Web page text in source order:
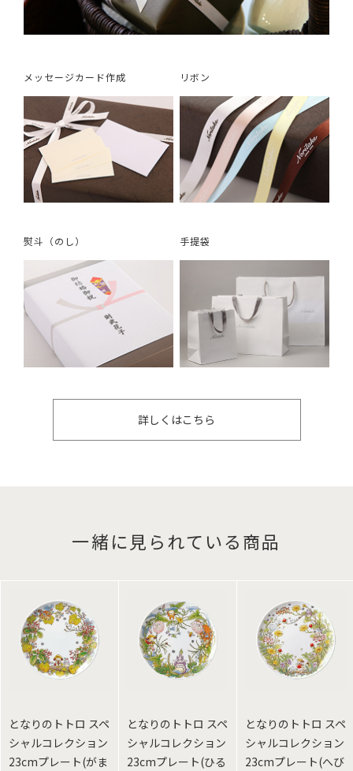
メッセージカード作成 リボン
熨斗（のし） 手提袋
詳しくはこちら
一緒に見られている商品
となりのトトロ スペ
シャルコレクション
23cmプレート(がま
となりのトトロ スペ
シャルコレクション
23cmプレート(ひる
となりのトトロ スペ
シャルコレクション
23cmプレート(へび